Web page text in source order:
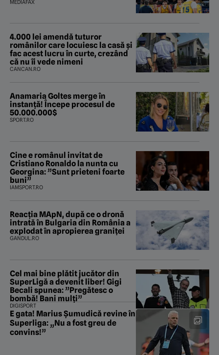
MEDIAFAX
4.000 lei amendă tuturor
românilor care locuiesc la casă și
fac acest lucru în curte, crezând
că nu îi vede nimeni
CANCAN.RO
Anamaria Goltes merge în
instanță! Începe procesul de
50.000.000$
SPORT.RO
Cine e românul invitat de
Cristiano Ronaldo la nunta cu
Georgina: ”Sunt prieteni foarte
buni”
IAMSPORT.RO
Reacția MApN, după ce o dronă
intrată în Bulgaria din România a
explodat în apropierea graniței
GANDUL.RO
Cel mai bine plătit jucător din
SuperLigă a devenit liber! Gigi
Becali spunea: ”Pregătesc o
bombă! Bani mulți”
DIGISPORT
E gata! Marius Șumudică revine în
Superliga: „Nu a fost greu de
convins!”